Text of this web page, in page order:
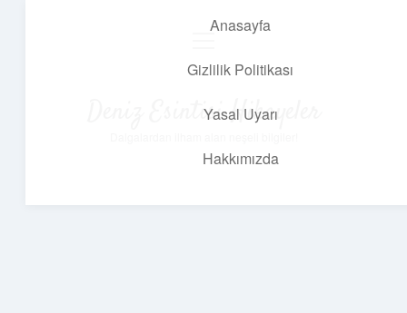
Anasayfa
Gizlilik Politikası
Yasal Uyarı
Hakkımızda
Deniz Esintisi Hikayeler